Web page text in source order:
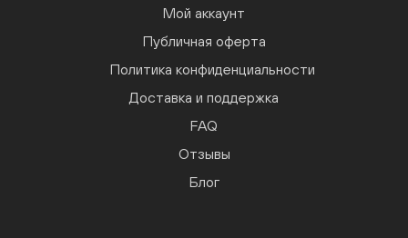
Мой аккаунт
Публичная оферта
Политика конфиденциальности
Доставка и поддержка
FAQ
Отзывы
Блог